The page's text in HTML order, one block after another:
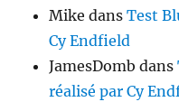
Mike dansTest
Cy Endfield
JamesDomb dans
réalisé par Cy